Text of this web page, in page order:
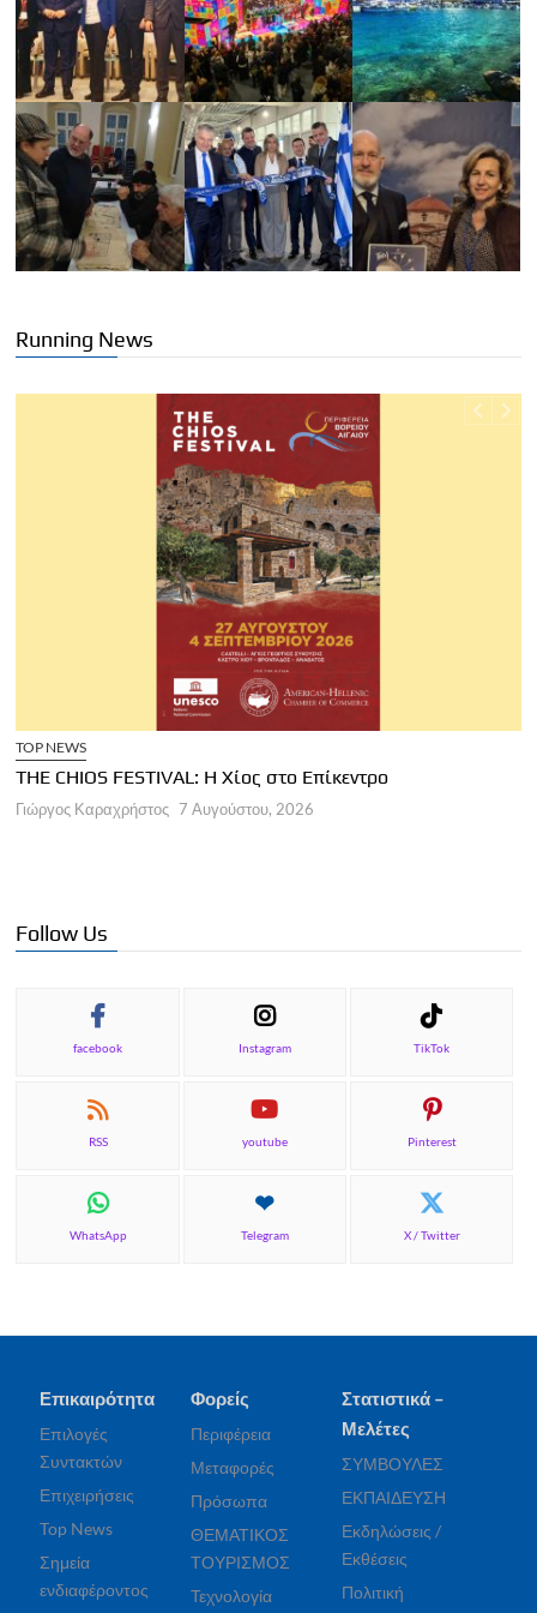
Running News
TOP NEWS
THE CHIOS FESTIVAL: Η Χίος στο Επίκεντρο
Γιώργος Καραχρήστος 7 Αυγούστου, 2026
Follow Us
facebook Instagram TikTok
RSS youtube Pinterest
WhatsApp Telegram X / Twitter
Επικαιρότητα
Επιλογές
Συντακτών
Επιχειρήσεις
Top News
Σημεία
ενδιαφέροντος
Φορείς
Περιφέρεια
Μεταφορές
Πρόσωπα
ΘΕΜΑΤΙΚΟΣ
ΤΟΥΡΙΣΜΟΣ
Τεχνολογία
Στατιστικά –
Μελέτες
ΣΥΜΒΟΥΛΕΣ
ΕΚΠΑΙΔΕΥΣΗ
Εκδηλώσεις /
Εκθέσεις
Πολιτική